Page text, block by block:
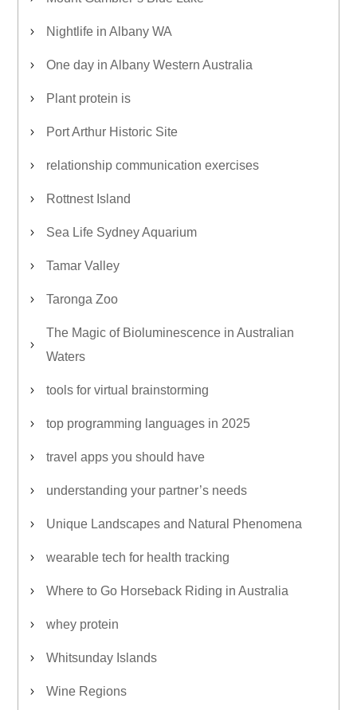
Nightlife in Albany WA
One day in Albany Western Australia
Plant protein is
Port Arthur Historic Site
relationship communication exercises
Rottnest Island
Sea Life Sydney Aquarium
Tamar Valley
Taronga Zoo
The Magic of Bioluminescence in Australian
Waters
tools for virtual brainstorming
top programming languages in 2025
travel apps you should have
understanding your partner’s needs
Unique Landscapes and Natural Phenomena
wearable tech for health tracking
Where to Go Horseback Riding in Australia
whey protein
Whitsunday Islands
Wine Regions